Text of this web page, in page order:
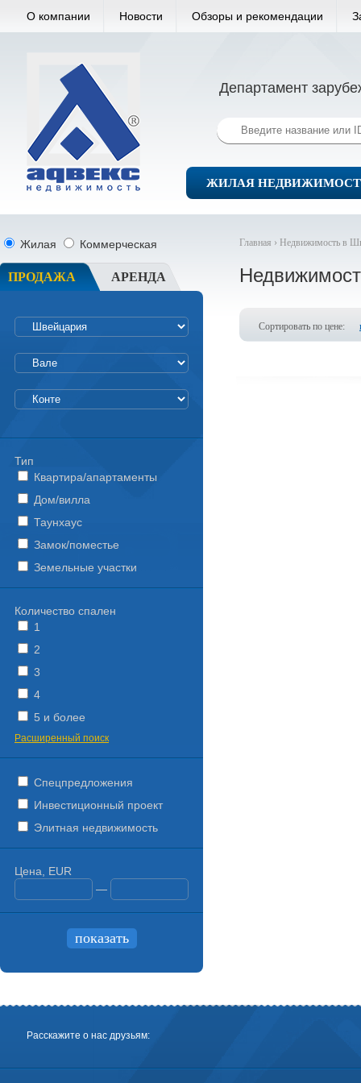
О компании Новости Обзоры и рекомендации
Департамент
ЖИЛАЯ
Главная › Недвижимость в
Сортировать по цене:
Жилая Коммерческая
ПРОДАЖА АРЕНДА
Тип
Квартира/апартаменты
Дом/вилла
Таунхаус
Замок/поместье
Земельные участки
Количество спален
1
2
3
4
5 и более
Расширенный поиск
Спецпредложения
Инвестиционный проект
Элитная недвижимость
Цена, EUR
—
Расскажите о нас друзьям: